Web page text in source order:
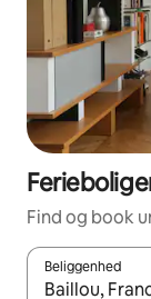
Find og book
Beliggenhed
Når